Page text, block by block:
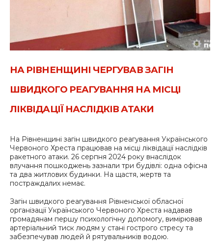
НА РІВНЕНЩИНІ ЧЕРГУВАВ ЗАГІН
ШВИДКОГО РЕАГУВАННЯ НА МІСЦІ
ЛІКВІДАЦІЇ НАСЛІДКІВ АТАКИ
На Рівненщині загін швидкого реагування Українського
Червоного Хреста працював на місці ліквідації наслідків
ракетного атаки. 26 серпня 2024 року внаслідок
влучання пошкоджень зазнали три будівлі: одна офісна
та два житлових будинки. На щастя, жертв та
постраждалих немає.
Загін швидкого реагування Рівненської обласної
організації Українського Червоного Хреста надавав
громадянам першу психологічну допомогу, вимірював
артеріальний тиск людям у стані гострого стресу та
забезпечував людей й рятувальників водою.